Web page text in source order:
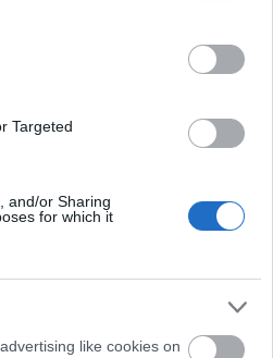
Targeted
and/or Sharing
for which it
like cookies on
voltak óriási
elkötelezett
a Carcass a